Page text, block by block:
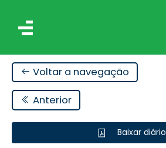
Voltar a navegação
Anterior
Baixar diário